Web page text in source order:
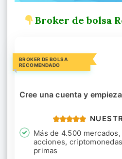
Broker de bolsa
BROKER DE BOLSA
RECOMENDADO
Cree una cuenta y
Más de 4.500
acciones,
primas